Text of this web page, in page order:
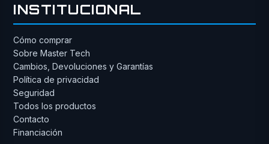
INSTITUCIONAL
Cómo comprar
Sobre Master Tech
Cambios, Devoluciones y Garantías
Política de privacidad
Seguridad
Todos los productos
Contacto
Financiación